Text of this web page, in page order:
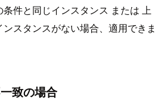
件と同じインスタンス または 上
スタンスがない場合、適用できま
致の場合